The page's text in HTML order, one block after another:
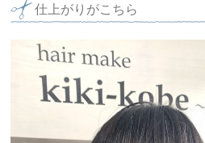
仕上がりがこちら